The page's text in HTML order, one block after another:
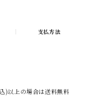
支払方法
)以上の場合は送料無料